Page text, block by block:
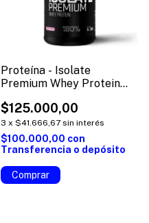
Proteína - Isolate
Premium Whey Protein
$125.000,00
3 x $41.666,67 sin interés
$100.000,00 con
Transferencia o depósito
Comprar